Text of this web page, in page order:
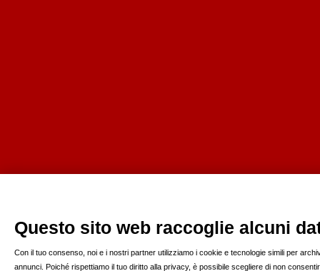
Questo sito web raccoglie alcuni
Con il tuo consenso, noi e i nostri partner utilizziamo i cookie e tecnologie simili per
annunci. Poiché rispettiamo il tuo diritto alla privacy, è possibile scegliere di non